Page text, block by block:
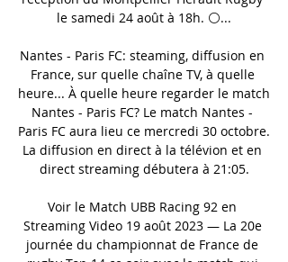
le samedi 24 août à 18h. ⚪️...
Nantes - Paris FC: steaming, diffusion en
France, sur quelle chaîne TV, à quelle
heure... À quelle heure regarder le match
Nantes - Paris FC? Le match Nantes -
Paris FC aura lieu ce mercredi 30 octobre.
La diffusion en direct à la télévion et en
direct streaming débutera à 21:05.
Voir le Match UBB Racing 92 en
Streaming Video 19 août 2023 — La 20e
journée du championnat de France de